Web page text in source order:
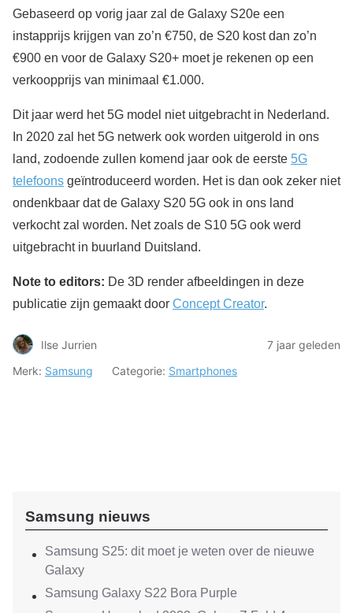
Gebaseerd op vorig jaar zal de Galaxy S20e een
instapprijs krijgen van zo’n €750, de S20 kost dan zo’n
€900 en voor de Galaxy S20+ moet je rekenen op een
verkoopprijs van minimaal €1.000.
Dit jaar werd het 5G model niet uitgebracht in Nederland.
In 2020 zal het 5G netwerk ook worden uitgerold in ons
land, zodoende zullen komend jaar ook de eerste 5G
telefoons geïntroduceerd worden. Het is dan ook zeker niet
ondenkbaar dat de Galaxy S20 5G ook in ons land
verkocht zal worden. Net zoals de S10 5G ook werd
uitgebracht in buurland Duitsland.
Note to editors: De 3D render afbeeldingen in deze
publicatie zijn gemaakt door Concept Creator.
Ilse Jurrien
7 jaar geleden
Merk: Samsung Categorie: Smartphones
Samsung nieuws
Samsung S25: dit moet je weten over de nieuwe
Galaxy
Samsung Galaxy S22 Bora Purple